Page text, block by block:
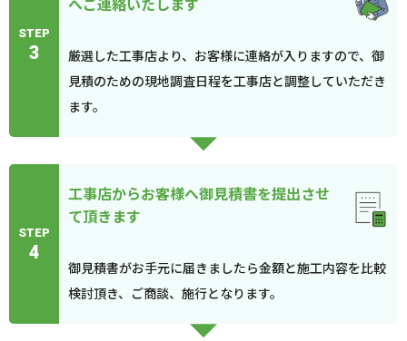
STEP
3
厳選した工事店より、お客様に連絡が入りますので、御
見積のための現地調査日程を工事店と調整していただき
ます。
STEP
4
工事店からお客様へ御見積書を提出させ
て頂きます
御見積書がお手元に届きましたら金額と施工内容を比較
検討頂き、ご商談、施行となります。